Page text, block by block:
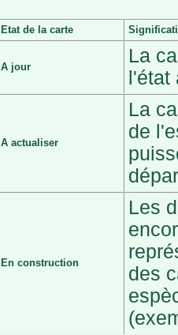
Etat de la carte
A jour
La
A actualiser
La
de
En construction
Les
des